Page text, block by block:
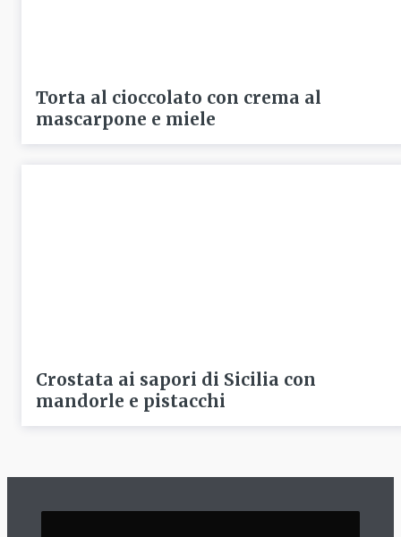
Torta al cioccolato con crema al
mascarpone e miele
Crostata ai sapori di Sicilia con
mandorle e pistacchi